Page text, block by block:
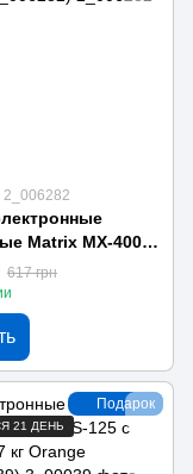
2_006282
Matrix MX-400
(2_006282)
617 грн
Подарок
21 ДЕНЬ